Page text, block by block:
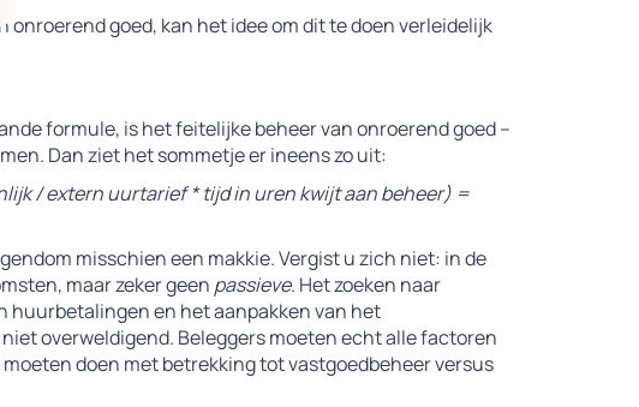
goed, kan het idee om dit te doen verleidelijk
formule, is het feitelijke beheer van onroerend goed –
Dan ziet het sommetje er ineens zo uit:
/ extern uurtarief * tijd in uren kwijt aan beheer) =
misschien een makkie. Vergist u zich niet: in de
maar zeker geen passieve. Het zoeken naar
huurbetalingen en het aanpakken van het
overweldigend. Beleggers moeten echt alle factoren
doen met betrekking tot vastgoedbeheer versus